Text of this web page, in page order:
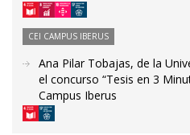
CEI CAMPUS IBERUS
Ana Pilar Tobajas, de la
el concurso “Tesis en 3
Campus Iberus